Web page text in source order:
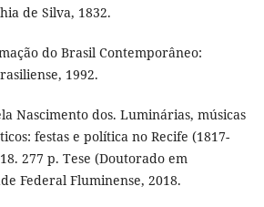
de Silva, 1832.
do Brasil Contemporâneo:
1992.
Nascimento dos. Luminárias, músicas
festas e política no Recife (1817-
277 p. Tese (Doutorado em
Federal Fluminense, 2018.